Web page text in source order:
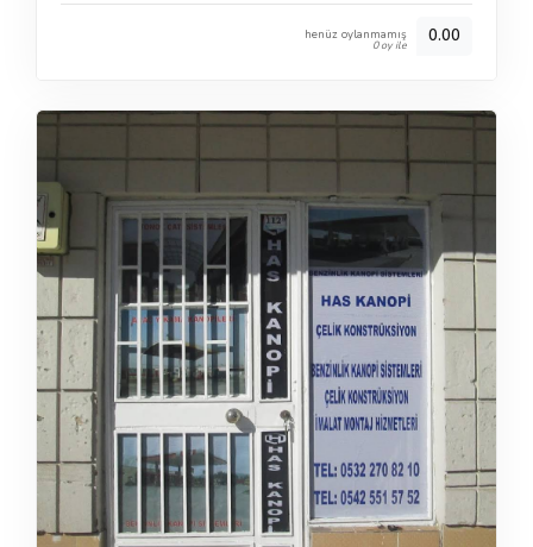
henüz oylanmamış
0 oy ile 0.00